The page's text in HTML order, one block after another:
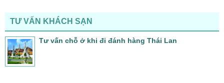
TƯ VẤN KHÁCH SẠN
Tư vấn chỗ ở khi đi đánh hàng Thái Lan